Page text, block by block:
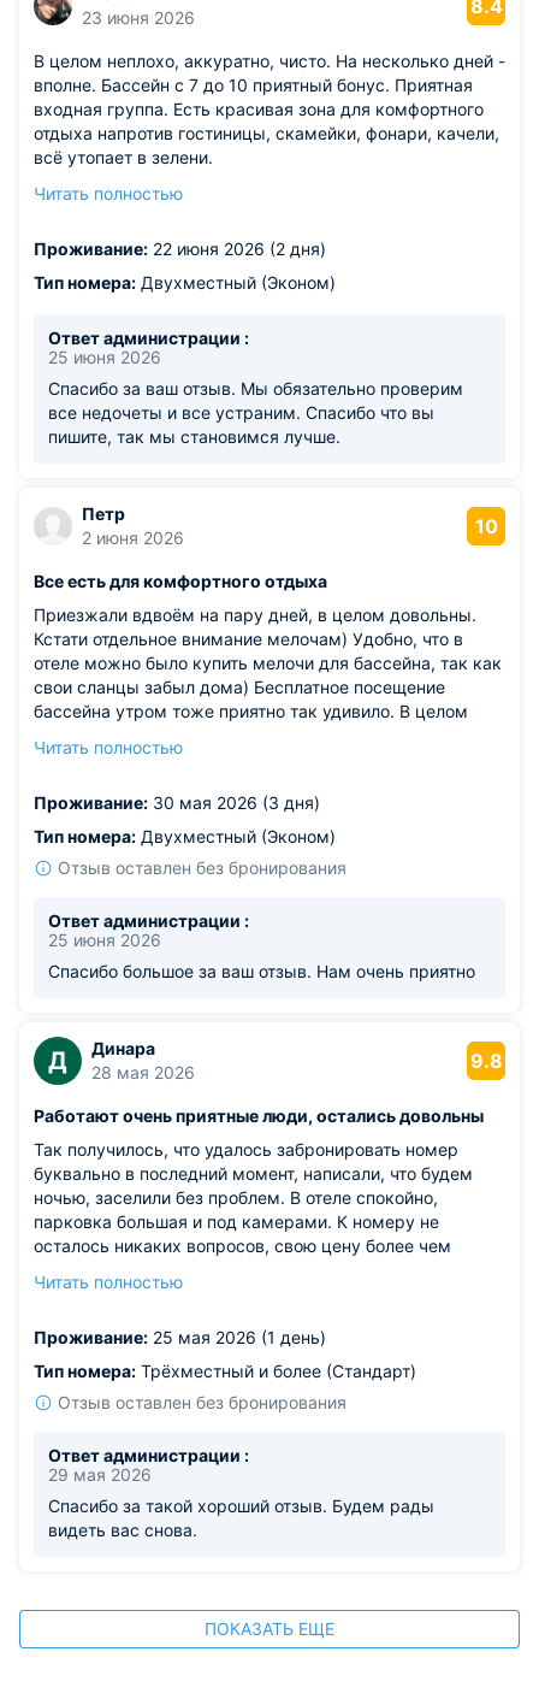
23 июня 2026
8.4
В целом неплохо, аккуратно, чисто. На несколько дней -
вполне. Бассейн с 7 до 10 приятный бонус. Приятная
входная группа. Есть красивая зона для комфортного
отдыха напротив гостиницы, скамейки, фонари, качели,
всё утопает в зелени.
очень жёстким, требующие усилия, чтобы открыть
Минус. Ну и пластиковые стаканчики для зубных
щеток, в кольцах для стаканов гигиенических, это
без кондеров на этаже,душно. В номере есть.
Читать полностью
Проживание: 22 июня 2026 (2 дня)
Тип номера: Двухместный (Эконом)
Ответ администрации :
25 июня 2026
Спасибо за ваш отзыв. Мы обязательно проверим
все недочеты и все устраним. Спасибо что вы
пишите, так мы становимся лучше.
Петр
2 июня 2026
10
Все есть для комфортного отдыха
Приезжали вдвоём на пару дней, в целом довольны.
Кстати отдельное внимание мелочам) Удобно, что в
отеле можно было купить мелочи для бассейна, так как
свои сланцы забыл дома) Бесплатное посещение
бассейна утром тоже приятно так удивило. В целом
комфортно.
Читать полностью
Проживание: 30 мая 2026 (3 дня)
Тип номера: Двухместный (Эконом)
Отзыв оставлен без бронирования
Ответ администрации :
25 июня 2026
Спасибо большое за ваш отзыв. Нам очень приятно
Д
Динара
28 мая 2026
9.8
Работают очень приятные люди, остались довольны
Так получилось, что удалось забронировать номер
буквально в последний момент, написали, что будем
ночью, заселили без проблем. В отеле спокойно,
парковка большая и под камерами. К номеру не
осталось никаких вопросов, свою цену более чем
персоналу)) Понравилось, что быстро реагирует на
Читать полностью
Проживание: 25 мая 2026 (1 день)
Тип номера: Трёхместный и более (Стандарт)
Отзыв оставлен без бронирования
Ответ администрации :
29 мая 2026
Спасибо за такой хороший отзыв. Будем рады
видеть вас снова.
ПОКАЗАТЬ ЕЩЕ